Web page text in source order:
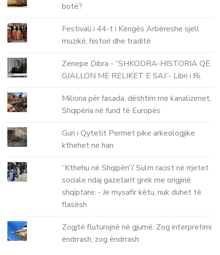
botë?
Festivali i 44-t i Këngës Arbëreshe sjell
muzikë, histori dhe traditë
Zenepe Dibra - “SHKODRA-HISTORIA QË
GJALLON ME RELIKET E SAJ”- Libri i Ri.
Miliona për fasada, dështim me kanalizimet,
Shqipëria në fund të Europës
Guri i Qytetit Permet pike arkeologjike
kthehet ne han
“Kthehu në Shqipëri”/ Sulm racist në rrjetet
sociale ndaj gazetarit grek me origjinë
shqiptare: - Je mysafir këtu, nuk duhet të
flasësh
Zogjtë fluturojnë në gjumë. Zog interpretimi
ëndrrash, zog ëndrrash